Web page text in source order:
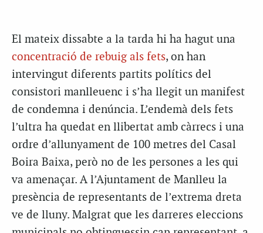
El mateix dissabte a la tarda hi ha hagut una
concentració de rebuig als fets, on han
intervingut diferents partits polítics del
consistori manlleuenc i s’ha llegit un manifest
de condemna i denúncia. L’endemà dels fets
l’ultra ha quedat en llibertat amb càrrecs i una
ordre d’allunyament de 100 metres del Casal
Boira Baixa, però no de les persones a les qui
va amenaçar. A l’Ajuntament de Manlleu la
presència de representants de l’extrema dreta
ve de lluny. Malgrat que les darreres eleccions